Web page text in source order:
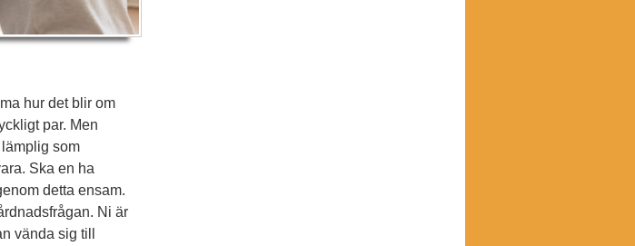
hur det blir om
par. Men
som
Ska en ha
detta ensam.
Ni är
vända sig till